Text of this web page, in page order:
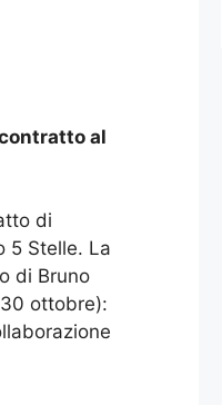
al
di
5 Stelle. La
di Bruno
ottobre):